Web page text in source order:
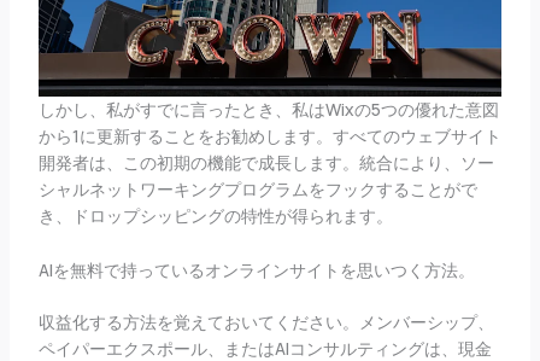
しかし、私がすでに言ったとき、私はWixの5つの優れた意図
から1に更新することをお勧めします。すべてのウェブサイト
開発者は、この初期の機能で成長します。統合により、ソー
シャルネットワーキングプログラムをフックすることがで
き、ドロップシッピングの特性が得られます。
AIを無料で持っているオンラインサイトを思いつく方法。
収益化する方法を覚えておいてください。メンバーシップ、
ペイパーエクスポール、またはAIコンサルティングは、現金